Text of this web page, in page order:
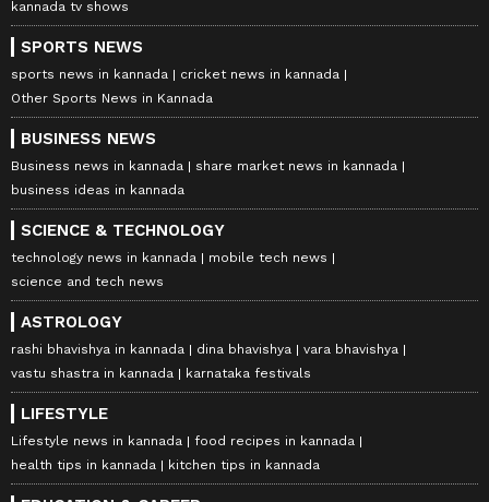
kannada tv shows
SPORTS NEWS
sports news in kannada
cricket news in kannada
Other Sports News in Kannada
BUSINESS NEWS
Business news in kannada
share market news in kannada
business ideas in kannada
SCIENCE & TECHNOLOGY
technology news in kannada
mobile tech news
science and tech news
ASTROLOGY
rashi bhavishya in kannada dina bhavishya
vara bhavishya
vastu shastra in kannada
karnataka festivals
LIFESTYLE
Lifestyle news in kannada
food recipes in kannada
health tips in kannada
kitchen tips in kannada